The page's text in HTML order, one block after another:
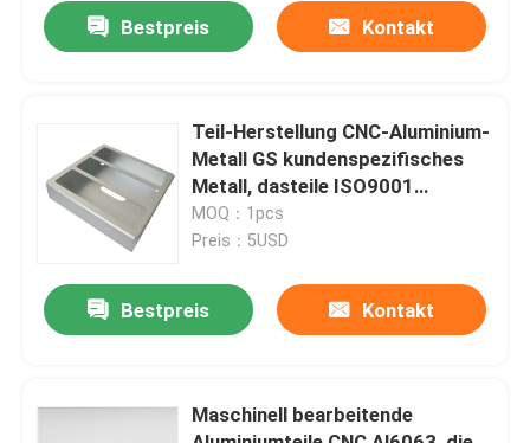
Über uns
Qualitätskontrolle
Referenzen
Bestpreis Kontakt
Teil-Herstellung CNC-Aluminium-
Metall GS kundenspezifisches
Metall, dasteile ISO9001
stempelt
MOQ：1pcs
Preis：5USD
Bestpreis Kontakt
Maschinell bearbeitende